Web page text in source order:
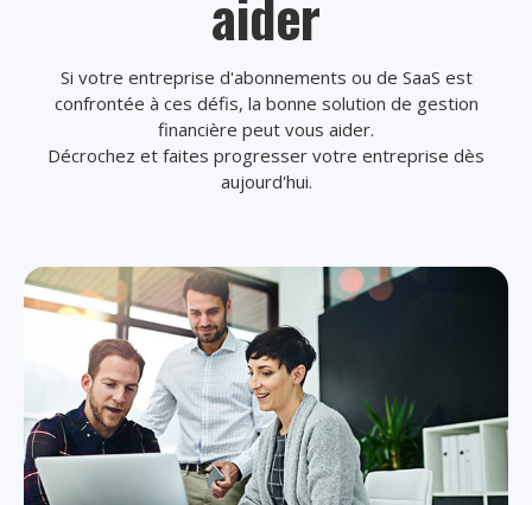
aider
Si votre entreprise d'abonnements ou de SaaS est
confrontée à ces défis, la bonne solution de gestion
financière peut vous aider.
Décrochez et faites progresser votre entreprise dès
aujourd'hui.